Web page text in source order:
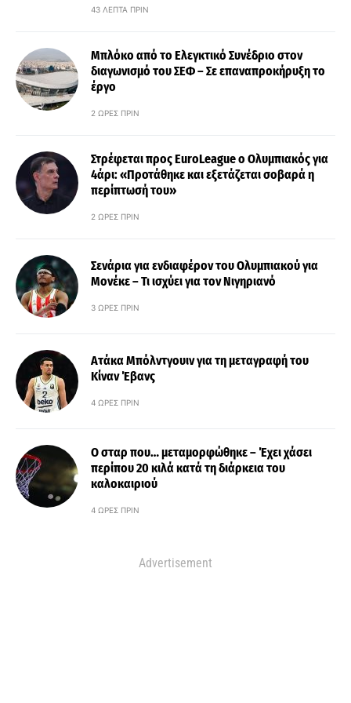
43 ΛΕΠΤΆ ΠΡΙΝ
Μπλόκο από το Ελεγκτικό Συνέδριο στον
διαγωνισμό του ΣΕΦ – Σε επαναπροκήρυξη το
έργο
2 ΏΡΕΣ ΠΡΙΝ
Στρέφεται προς EuroLeague ο Ολυμπιακός για
4άρι: «Προτάθηκε και εξετάζεται σοβαρά η
περίπτωσή του»
2 ΏΡΕΣ ΠΡΙΝ
Σενάρια για ενδιαφέρον του Ολυμπιακού για
Μονέκε – Τι ισχύει για τον Νιγηριανό
3 ΏΡΕΣ ΠΡΙΝ
Ατάκα Μπόλντγουιν για τη μεταγραφή του
Κίναν Έβανς
4 ΏΡΕΣ ΠΡΙΝ
Ο σταρ που… μεταμορφώθηκε – Έχει χάσει
περίπου 20 κιλά κατά τη διάρκεια του
καλοκαιριού
4 ΏΡΕΣ ΠΡΙΝ
Advertisement